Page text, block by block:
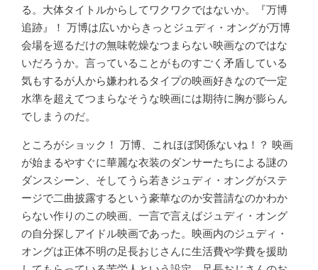
る。大体タイトルからしてワクワクではないか。『万博
追跡』！ 万博は広いからきっとジュディ・オングが万博
会場を巡るだけの無味乾燥なつまらない映画なのではな
いだろうか。言っていることがものすごく矛盾している
気もするが人から嫌われるタイプの映画好きなので一定
水準を超えてつまらなそうな映画には期待に胸が膨らん
でしまうのだ。
ところがショック！ 万博、これほぼ関係ないね！？ 映画
が始まるやすぐに華麗な衣装のダンサーたちによる謎の
ダンスシーン、そしてうら若きジュディ・オングがステ
ージで二曲披露するという豪華なのか安普請なのかわか
らない作りのこの映画、一言で言えばジュディ・オング
の自分探しアイドル映画であった。映画内のジュディ・
オングは正体不明の足長おじさんに生活費や学費を援助